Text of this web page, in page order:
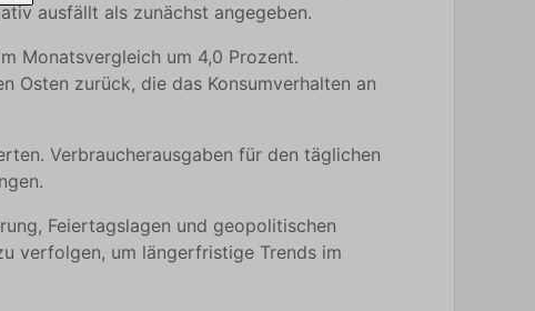
ausfällt als zunächst angegeben.
Monatsvergleich um 4,0 Prozent.
Osten zurück, die das Konsumverhalten an
Verbraucherausgaben für den täglichen
Feiertagslagen und geopolitischen
verfolgen, um längerfristige Trends im